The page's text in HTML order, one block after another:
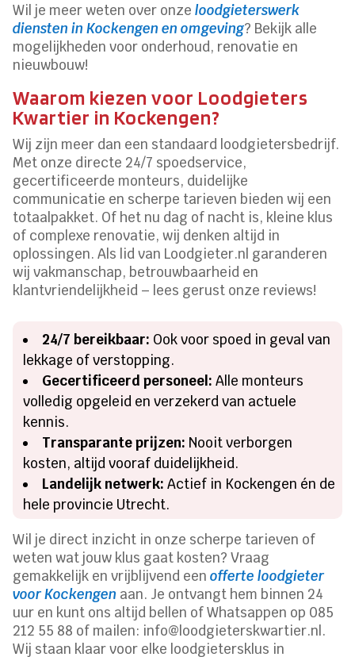
Wil je meer weten over onzeloodgieterswerk
diensten in Kockengen en omgeving? Bekijk alle
mogelijkheden voor onderhoud, renovatie en
nieuwbouw!
Waarom kiezen voor Loodgieters
Kwartier in Kockengen?
Wij zijn meer dan een standaard loodgietersbedrijf.
Met onze directe 24/7 spoedservice,
gecertificeerde monteurs, duidelijke
communicatie en scherpe tarieven bieden wij een
totaalpakket. Of het nu dag of nacht is, kleine klus
of complexe renovatie, wij denken altijd in
oplossingen. Als lid van Loodgieter.nl garanderen
wij vakmanschap, betrouwbaarheid en
klantvriendelijkheid – lees gerust onze reviews!
24/7 bereikbaar: Ook voor spoed in geval van
lekkage of verstopping.
Gecertificeerd personeel: Alle monteurs
volledig opgeleid en verzekerd van actuele
kennis.
Transparante prijzen: Nooit verborgen
kosten, altijd vooraf duidelijkheid.
Landelijk netwerk: Actief in Kockengen én de
hele provincie Utrecht.
Wil je direct inzicht in onze scherpe tarieven of
weten wat jouw klus gaat kosten? Vraag
gemakkelijk en vrijblijvend eenofferte loodgieter
voor Kockengen aan. Je ontvangt hem binnen 24
uur en kunt ons altijd bellen of Whatsappen op 085
212 55 88 of mailen: info@loodgieterskwartier.nl.
Wij staan klaar voor elke loodgietersklus in